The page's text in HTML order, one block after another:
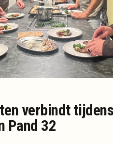
verbindt
Pand 32